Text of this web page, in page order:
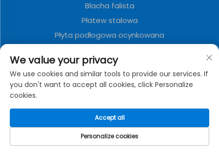
Blacha falista
Płatew stalowa
Płyta podłogowa ocynkowana
Metalowa tablica dekoracyjna
Zwalniany Dom Kontenerowy
O FIRMIE
Polityka prywatności
We value your privacy
We use cookies and similar tools to provide our services. If
you don't want to accept all cookies, click Personalize
cookies.
Personalize cookies
Accept all